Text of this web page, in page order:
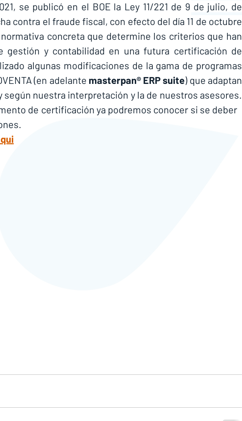
se publicó en el BOE la Ley 11/221 de 9 de julio, de
contra el fraude fiscal, con efecto del día 11 de octubre
concreta que determine los criterios que han
gestión y contabilidad en una futura certificación de
algunas modificaciones de la gama de programas
(en adelante masterpan® ERP suite) que adaptan
según nuestra interpretación y la de nuestros asesores.
de certificación ya podremos conocer si se deber